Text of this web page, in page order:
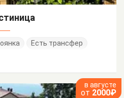
Есть трансфер
в августе
от 2000₽